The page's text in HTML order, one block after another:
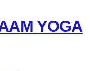
YOGA